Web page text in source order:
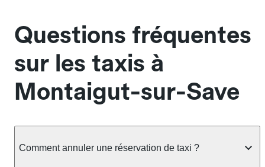
Questions fréquentes
sur les taxis à
Montaigut-sur-Save
Comment annuler une réservation de taxi ?